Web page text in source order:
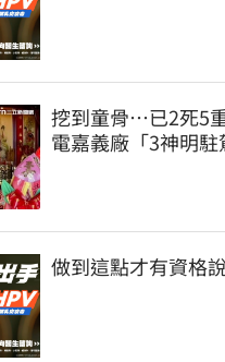
挖到童骨…已2死5
電嘉義廠「3神明
做到這點才有資格